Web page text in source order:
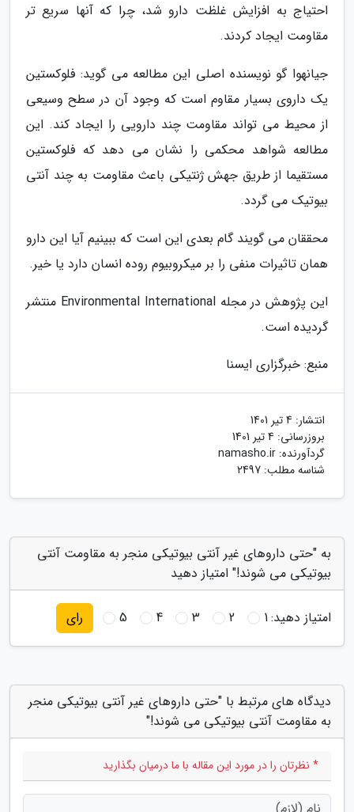
احتیاج به افزایش غلظت دارو شد، چرا که آنها سریع تر
مقاومت ایجاد کردند.
جیانهوا گو نویسنده اصلی این مطالعه می گوید: فلوکستین
یک داروی بسیار مقاوم است که وجود آن در سطح وسیعی
از محیط می تواند مقاومت چند دارویی را ایجاد کند. این
مطالعه شواهد محکمی را نشان می دهد که فلوکستین
مستقیما از طریق جهش ژنتیکی باعث مقاومت به چند آنتی
بیوتیک می گردد.
محققان می گویند گام بعدی این است که ببینیم آیا این دارو
همان تاثیرات منفی را بر میکروبیوم روده انسان دارد یا خیر.
این پژوهش در مجله Environmental International منتشر
گردیده است.
منبع: خبرگزاری ایسنا
انتشار: 4 تیر 1401
بروزرسانی: 4 تیر 1401
گردآورنده: namasho.ir
شناسه مطلب: 2497
به "حتی داروهای غیر آنتی بیوتیکی منجر به مقاومت آنتی
بیوتیکی می شوند!" امتیاز دهید
امتیاز دهید:1
2
3
4
5 رای
دیدگاه های مرتبط با "حتی داروهای غیر آنتی بیوتیکی منجر
به مقاومت آنتی بیوتیکی می شوند!"
* نظرتان را در مورد این مقاله با ما درمیان بگذارید